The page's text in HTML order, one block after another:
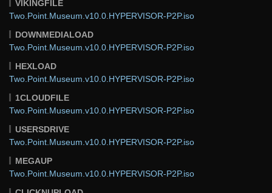
VIKINGFILE
Two.Point.Museum.v10.0.HYPERVISOR-P2P.iso
DOWNMEDIALOAD
Two.Point.Museum.v10.0.HYPERVISOR-P2P.iso
HEXLOAD
Two.Point.Museum.v10.0.HYPERVISOR-P2P.iso
1CLOUDFILE
Two.Point.Museum.v10.0.HYPERVISOR-P2P.iso
USERSDRIVE
Two.Point.Museum.v10.0.HYPERVISOR-P2P.iso
MEGAUP
Two.Point.Museum.v10.0.HYPERVISOR-P2P.iso